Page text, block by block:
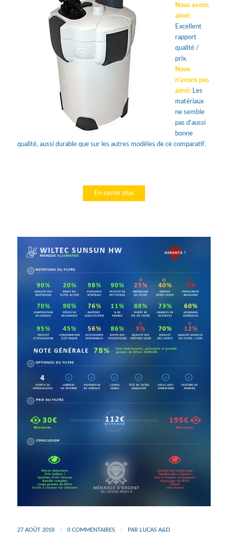
Nous avons
aimé:
Excellent
rapport
qualité /
prix.
Nous
n’avons pas
aimé:Les
matériaux
ne semble
pas d’aussi
bonne
qualité, aussi durable que sur les autres modèles de ce comparatif.
En savoir plus
27 AOÛT 2018 / 0 COMMENTAIRES / PAR LUCAS A&D